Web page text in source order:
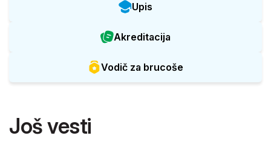
Upis
Akreditacija
Vodič za brucoše
Još vesti